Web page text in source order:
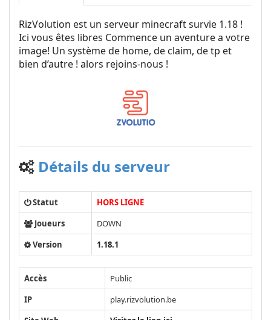
RizVolution est un serveur minecraft survie 1.18 !
Ici vous êtes libres Commence un aventure a votre
image! Un système de home, de claim, de tp et
bien d’autre ! alors rejoins-nous !
Détails du serveur
Statut
HORS LIGNE
Joueurs
DOWN
Version
1.18.1
Accès
Public
IP
play.rizvolution.be